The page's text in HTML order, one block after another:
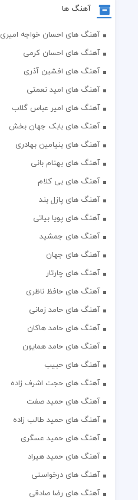
آهنگ ها
آهنگ های احسان خواجه امیری
آهنگ های احسان کرمی
آهنگ های افشین آذری
آهنگ های امید نعمتی
آهنگ های امیر عباس گلاب
آهنگ های بابک جهان بخش
آهنگ های بنیامین بهادری
آهنگ های بهنام بانی
آهنگ های بی کلام
آهنگ های پازل بند
آهنگ های پویا بیاتی
آهنگ های جمشید
آهنگ های جهان
آهنگ های چارتار
آهنگ های حافظ ناظری
آهنگ های حامد زمانی
آهنگ های حامد هاکان
آهنگ های حامد همایون
آهنگ های حبیب
آهنگ های حجت اشرف زاده
آهنگ های حمید صفت
آهنگ های حمید طالب زاده
آهنگ های حمید عسگری
آهنگ های حمید هیراد
آهنگ های درخواستی
آهنگ های رضا صادقی